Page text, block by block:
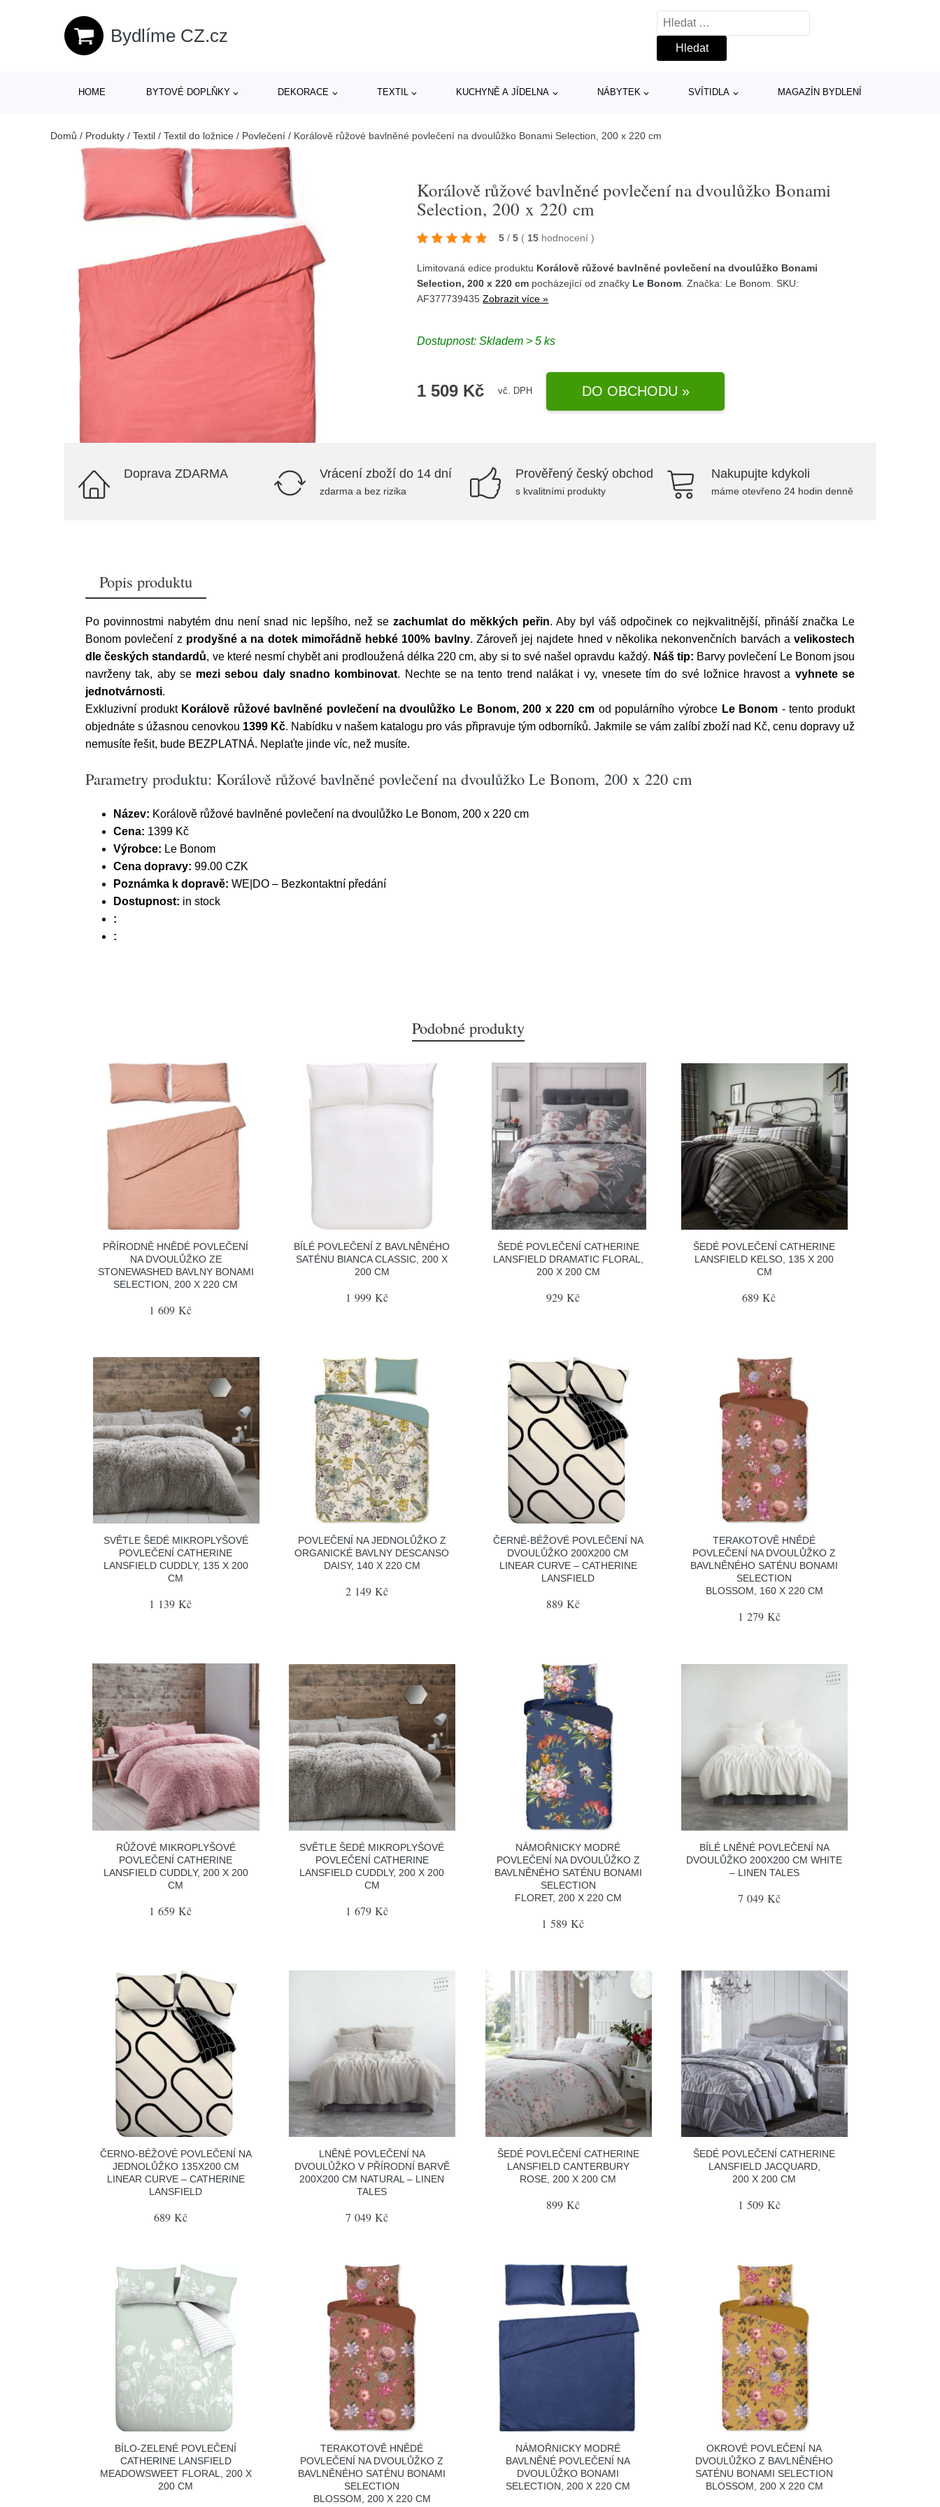
Bydlíme CZ.cz
Vyhledávání
HOME BYTOVÉ DOPLŇKY DEKORACE TEXTIL KUCHYNĚ A JÍDELNA NÁBYTEK SVÍTIDLA MAGAZÍN BYDLENÍ
Domů / Produkty / Textil / Textil do ložnice / Povlečení / Korálově růžové bavlněné povlečení na dvoulůžko Bonami Selection, 200 x 220 cm
Korálově růžové bavlněné povlečení na dvoulůžko Bonami
Selection, 200 x 220 cm
5 / 5 ( 15 hodnocení)
Limitovaná edice produktu Korálově růžové bavlněné povlečení na dvoulůžko Bonami
Selection, 200 x 220 cm pocházející od značky Le Bonom . Značka: Le Bonom . SKU:
AF377739435Zobrazit více »
Dostupnost:Skladem > 5 ks
1 509 Kč vč. DPH DO OBCHODU »
Doprava ZDARMA Vrácení zboží do 14 dní
zdarma a bez rizika
Prověřený český obchod
s kvalitními produkty
Nakupujte kdykoli
máme otevřeno 24 hodin denně
Popis produktu
Po povinnostmi nabytém dnu není snad nic lepšího, než se zachumlat do měkkých peřin. Aby byl váš odpočinek co nejkvalitnější, přináší značka Le
Bonom povlečení z prodyšné a na dotek mimořádně hebké 100% bavlny. Zároveň jej najdete hned v několika nekonvenčních barvách a velikostech
dle českých standardů, ve které nesmí chybět ani prodloužená délka 220 cm, aby si to své našel opravdu každý. Náš tip: Barvy povlečení Le Bonom jsou
navrženy tak, aby se mezi sebou daly snadno kombinovat. Nechte se na tento trend nalákat i vy, vnesete tím do své ložnice hravost a vyhnete se
jednotvárnosti.
Exkluzivní produkt Korálově růžové bavlněné povlečení na dvoulůžko Le Bonom, 200 x 220 cm od populárního výrobce Le Bonom - tento produkt
objednáte s úžasnou cenovkou 1399 Kč. Nabídku v našem katalogu pro vás připravuje tým odborníků. Jakmile se vám zalíbí zboží nad Kč, cenu dopravy už
nemusíte řešit, bude BEZPLATNÁ. Neplaťte jinde víc, než musíte.
Parametry produktu: Korálově růžové bavlněné povlečení na dvoulůžko Le Bonom, 200 x 220 cm
Název: Korálově růžové bavlněné povlečení na dvoulůžko Le Bonom, 200 x 220 cm
Cena: 1399 Kč
Výrobce: Le Bonom
Cena dopravy: 99.00 CZK
Poznámka k dopravě: WE|DO – Bezkontaktní předání
Dostupnost: in stock
:
:
Podobné produkty
PŘÍRODNĚ HNĚDÉ POVLEČENÍ
NA DVOULŮŽKO ZE
STONEWASHED BAVLNY BONAMI
SELECTION, 200 X 220 CM
1 609 Kč
BÍLÉ POVLEČENÍ Z BAVLNĚNÉHO
SATÉNU BIANCA CLASSIC, 200 X
200 CM
1 999 Kč
ŠEDÉ POVLEČENÍ CATHERINE
LANSFIELD DRAMATIC FLORAL,
200 X 200 CM
929 Kč
ŠEDÉ POVLEČENÍ CATHERINE
LANSFIELD KELSO, 135 X 200
CM
689 Kč
SVĚTLE ŠEDÉ MIKROPLYŠOVÉ
POVLEČENÍ CATHERINE
LANSFIELD CUDDLY, 135 X 200
CM
1 139 Kč
POVLEČENÍ NA JEDNOLŮŽKO Z
ORGANICKÉ BAVLNY DESCANSO
DAISY, 140 X 220 CM
2 149 Kč
ČERNÉ-BÉŽOVÉ POVLEČENÍ NA
DVOULŮŽKO 200X200 CM
LINEAR CURVE – CATHERINE
LANSFIELD
889 Kč
TERAKOTOVĚ HNĚDÉ
POVLEČENÍ NA DVOULŮŽKO Z
BAVLNĚNÉHO SATÉNU BONAMI
SELECTION
BLOSSOM, 160 X 220 CM
1 279 Kč
RŮŽOVÉ MIKROPLYŠOVÉ
POVLEČENÍ CATHERINE
LANSFIELD CUDDLY, 200 X 200
CM
1 659 Kč
SVĚTLE ŠEDÉ MIKROPLYŠOVÉ
POVLEČENÍ CATHERINE
LANSFIELD CUDDLY, 200 X 200
CM
1 679 Kč
NÁMOŘNICKY MODRÉ
POVLEČENÍ NA DVOULŮŽKO Z
BAVLNĚNÉHO SATÉNU BONAMI
SELECTION
FLORET, 200 X 220 CM
1 589 Kč
BÍLÉ LNĚNÉ POVLEČENÍ NA
DVOULŮŽKO 200X200 CM WHITE
– LINEN TALES
7 049 Kč
ČERNO-BÉŽOVÉ POVLEČENÍ NA
JEDNOLŮŽKO 135X200 CM
LINEAR CURVE – CATHERINE
LANSFIELD
689 Kč
LNĚNÉ POVLEČENÍ NA
DVOULŮŽKO V PŘÍRODNÍ BARVĚ
200X200 CM NATURAL – LINEN
TALES
7 049 Kč
ŠEDÉ POVLEČENÍ CATHERINE
LANSFIELD CANTERBURY
ROSE, 200 X 200 CM
899 Kč
ŠEDÉ POVLEČENÍ CATHERINE
LANSFIELD JACQUARD,
200 X 200 CM
1 509 Kč
BÍLO-ZELENÉ POVLEČENÍ
CATHERINE LANSFIELD
MEADOWSWEET FLORAL, 200 X
200 CM
TERAKOTOVĚ HNĚDÉ
POVLEČENÍ NA DVOULŮŽKO Z
BAVLNĚNÉHO SATÉNU BONAMI
SELECTION
BLOSSOM, 200 X 220 CM
NÁMOŘNICKY MODRÉ
BAVLNĚNÉ POVLEČENÍ NA
DVOULŮŽKO BONAMI
SELECTION, 200 X 220 CM
OKROVÉ POVLEČENÍ NA
DVOULŮŽKO Z BAVLNĚNÉHO
SATÉNU BONAMI SELECTION
BLOSSOM, 200 X 220 CM